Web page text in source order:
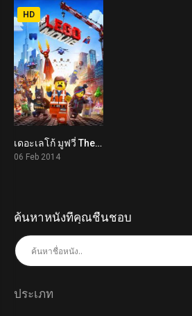
7.8
HD
เดอะเลโก้ มูฟวี่ The Lego Movie (2014)
06 Feb 2014
ค้นหาหนังที่คุณชื่นชอบ
ประเภท